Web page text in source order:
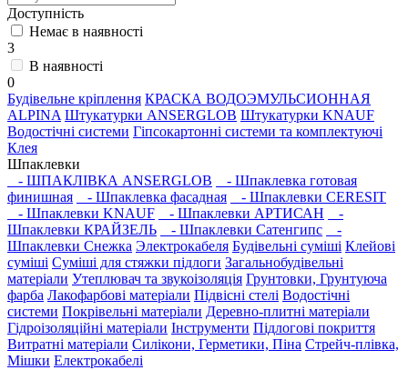
Доступність
Немає в наявності
3
В наявності
0
Будівельне кріплення КРАСКА ВОДОЭМУЛЬСИОННАЯ
ALPINA Штукатурки ANSERGLOB Штукатурки KNAUF
Водостічні системи Гіпсокартонні системи та комплектуючі
Клея
Шпаклевки
- ШПАКЛІВКА ANSERGLOB
- Шпаклевка готовая
финишная
- Шпаклевка фасадная
- Шпаклевки CERESIT
- Шпаклевки KNAUF
- Шпаклевки АРТИСАН
-
Шпаклевки КРАЙЗЕЛЬ
- Шпаклевки Сатенгипс
-
Шпаклевки Снежка Электрокабеля Будівельні суміші Клейові
суміші Суміші для стяжки підлоги Загальнобудівельні
матеріали Утеплювач та звукоізоляція Грунтовки, Грунтуюча
фарба Лакофарбові матеріали Підвісні стелі Водостічні
системи Покрівельні матеріали Деревно-плитні матеріали
Гідроізоляційні матеріали Інструменти Підлогові покриття
Витратні матеріали Силікони, Герметики, Піна Стрейч-плівка,
Мішки Електрокабелі